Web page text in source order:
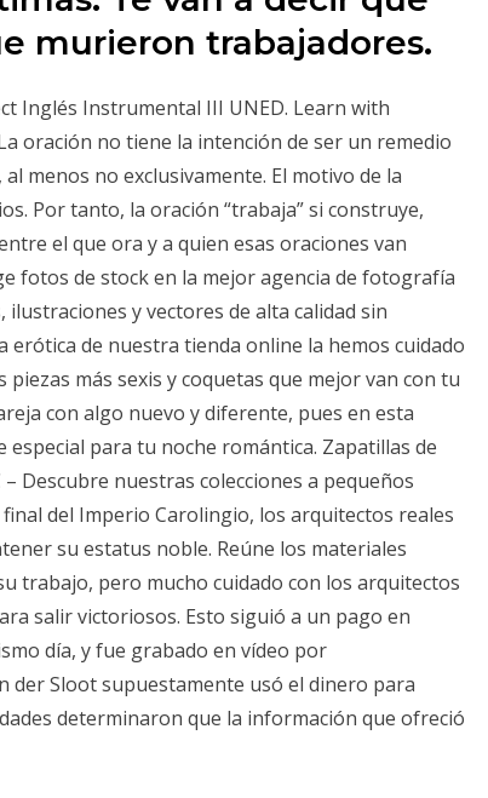
murieron trabajadores.
Inglés Instrumental III UNED. Learn with
oración no tiene la intención de ser un remedio
menos no exclusivamente. El motivo de la
Por tanto, la oración “trabaja” si construye,
el que ora y a quien esas oraciones van
fotos de stock en la mejor agencia de fotografía
y vectores de alta calidad sin
erótica de nuestra tienda online la hemos cuidado
más sexis y coquetas que mejor van con tu
con algo nuevo y diferente, pues en esta
para tu noche romántica. Zapatillas de
Descubre nuestras colecciones a pequeños
del Imperio Carolingio, los arquitectos reales
su estatus noble. Reúne los materiales
trabajo, pero mucho cuidado con los arquitectos
salir victoriosos. Esto siguió a un pago en
día, y fue grabado en vídeo por
der Sloot supuestamente usó el dinero para
determinaron que la información que ofreció